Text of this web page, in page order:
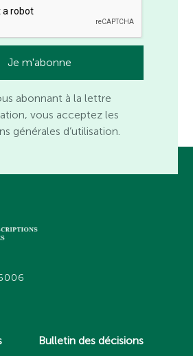
abonnant à la lettre
vous acceptez les
générales d’utilisation.
Bulletin des décisions